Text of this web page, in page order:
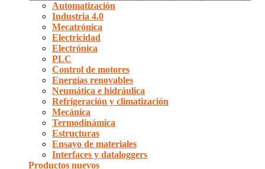
Automatización
Industria 4.0
Mecatrónica
Electricidad
Electrónica
PLC
Control de motores
Energías renovables
Neumática e hidráulica
Refrigeración y climatización
Mecánica
Termodinámica
Estructuras
Ensayo de materiales
Interfaces y dataloggers
Productos nuevos